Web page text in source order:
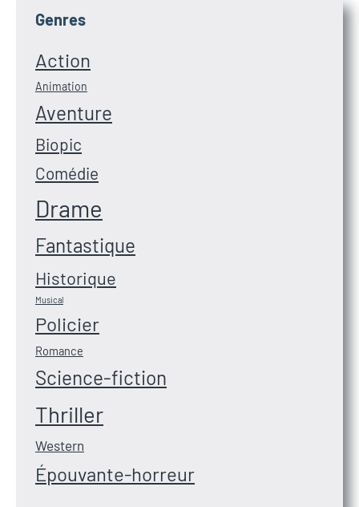
Genres
Action
Animation
Aventure
Biopic
Comédie
Drame
Fantastique
Historique
Musical
Policier
Romance
Science-fiction
Thriller
Western
Épouvante-horreur